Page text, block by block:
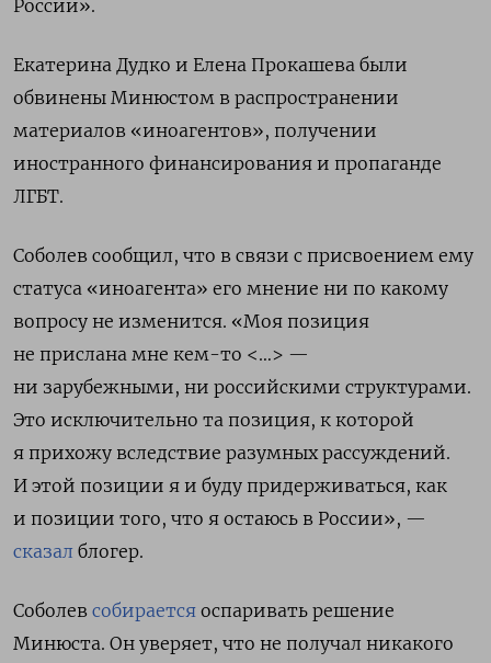
России».
Екатерина Дудко и Елена Прокашева были
обвинены Минюстом в распространении
материалов «иноагентов», получении
иностранного финансирования и пропаганде
ЛГБТ.
Соболев сообщил, что в связи с присвоением ему
статуса «иноагента» его мнение ни по какому
вопросу не изменится. «Моя позиция
не прислана мне кем-то <…> —
ни зарубежными, ни российскими структурами.
Это исключительно та позиция, к которой
я прихожу вследствие разумных рассуждений.
И этой позиции я и буду придерживаться, как
и позиции того, что я остаюсь в России», —
сказал блогер.
Соболев собирается оспаривать решение
Минюста. Он уверяет, что не получал никакого